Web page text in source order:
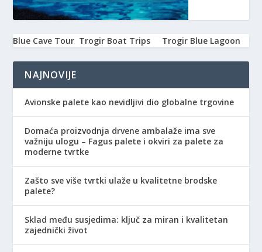
Blue Cave Tour Trogir Boat Trips Trogir Blue Lagoon
NAJNOVIJE
Avionske palete kao nevidljivi dio globalne trgovine
Domaća proizvodnja drvene ambalaže ima sve
važniju ulogu – Fagus palete i okviri za palete za
moderne tvrtke
Zašto sve više tvrtki ulaže u kvalitetne brodske
palete?
Sklad među susjedima: ključ za miran i kvalitetan
zajednički život